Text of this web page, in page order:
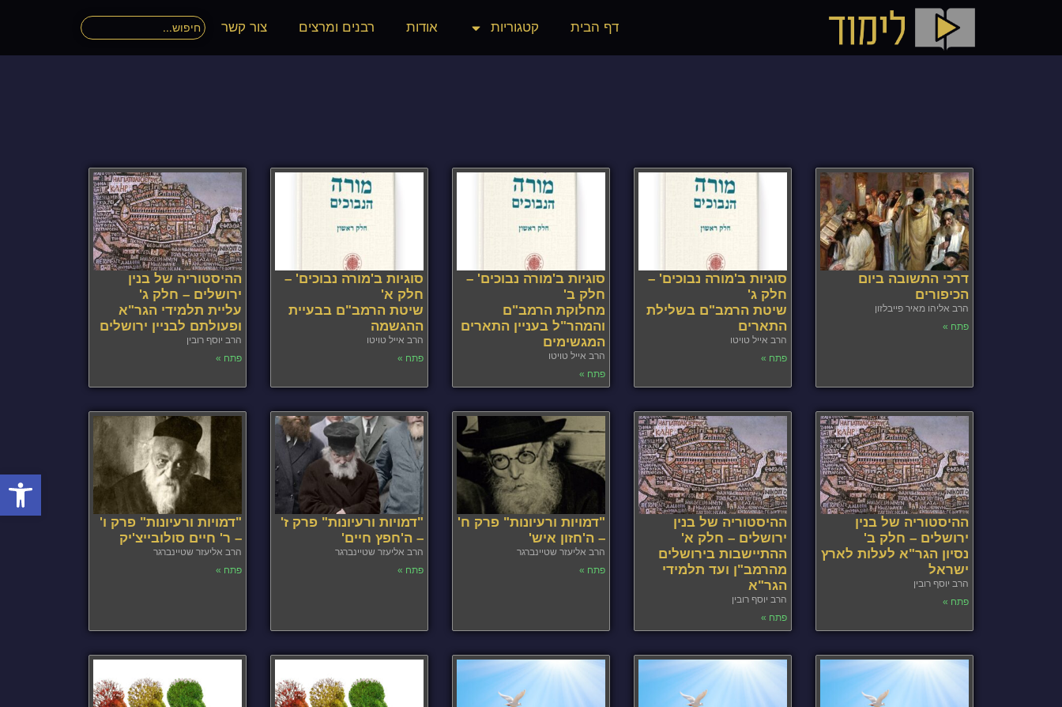
פתח
דף הבית קטגוריות אודות רבנים ומרצים צור קשר
דרכי התשובה ביום
הכיפורים
הרב אליהו מאיר פייבלזון
פתח »
סוגיות ב'מורה נבוכים' –
חלק ג'
שיטת הרמב"ם בשלילת
התארים
הרב אייל טויטו
פתח »
סוגיות ב'מורה נבוכים' –
חלק ב'
מחלוקת הרמב"ם
והמהר"ל בעניין התארים
המגשימים
הרב אייל טויטו
פתח »
סוגיות ב'מורה נבוכים' –
חלק א'
שיטת הרמב"ם בבעיית
ההגשמה
הרב אייל טויטו
פתח »
ההיסטוריה של בנין
ירושלים – חלק ג'
עליית תלמידי הגר"א
ופעולתם לבניין ירושלים
הרב יוסף רובין
פתח »
ההיסטוריה של בנין
ירושלים – חלק ב'
נסיון הגר"א לעלות לארץ
ישראל
הרב יוסף רובין
פתח »
ההיסטוריה של בנין
ירושלים – חלק א'
ההתיישבות בירושלים
מהרמב"ן ועד תלמידי
הגר"א
הרב יוסף רובין
פתח »
"דמויות ורעיונות" פרק ח'
– ה'חזון איש'
הרב אליעזר שטיינברגר
פתח »
"דמויות ורעיונות" פרק ז'
– ה'חפץ חיים'
הרב אליעזר שטיינברגר
פתח »
"דמויות ורעיונות" פרק ו'
– ר' חיים סולובייצ'יק
הרב אליעזר שטיינברגר
פתח »